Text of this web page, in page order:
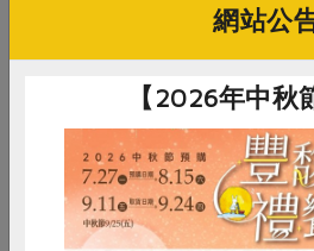
450g/尾
內容物 金鯧
產品說明
以純海水粗放
抗生藥劑，加
保魚肉的最佳
網站公
【2026年中秋